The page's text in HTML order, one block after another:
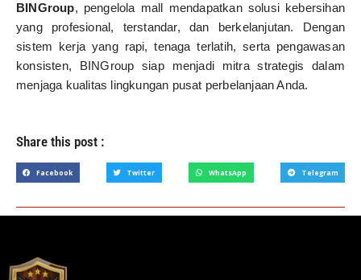
BINGroup, pengelola mall mendapatkan solusi kebersihan
yang profesional, terstandar, dan berkelanjutan. Dengan
sistem kerja yang rapi, tenaga terlatih, serta pengawasan
konsisten, BINGroup siap menjadi mitra strategis dalam
menjaga kualitas lingkungan pusat perbelanjaan Anda.
Share this post :
Facebook Twitter WhatsApp Telegram